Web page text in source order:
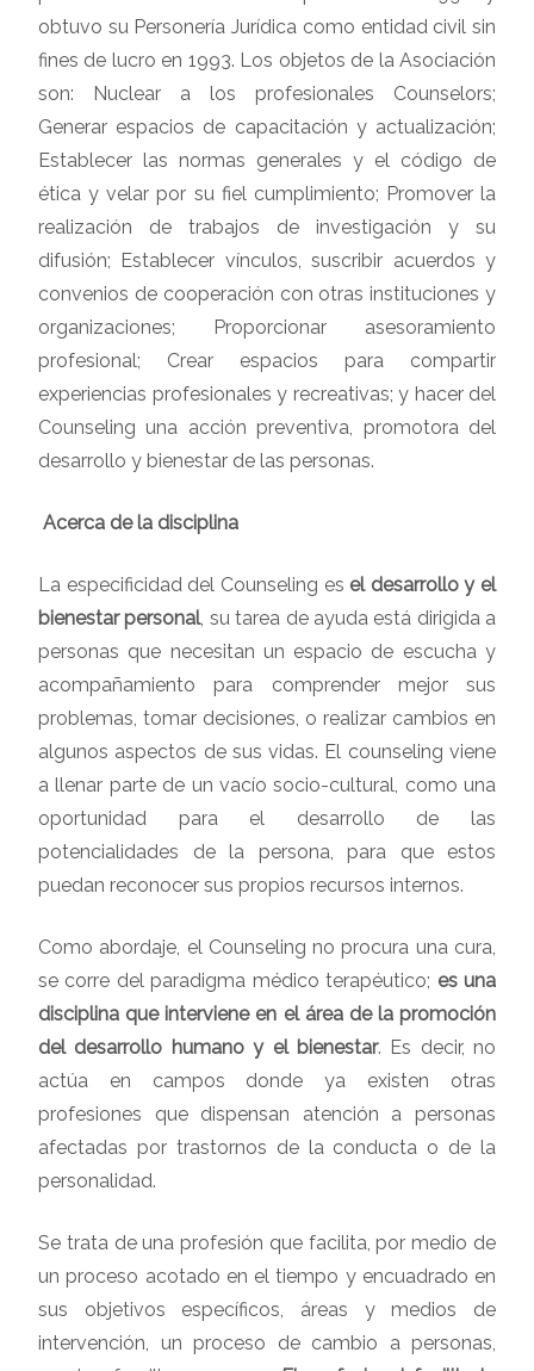
obtuvo su Personería Jurídica como entidad civil sin
fines de lucro en 1993. Los objetos de la Asociación
son: Nuclear a los profesionales Counselors;
Generar espacios de capacitación y actualización;
Establecer las normas generales y el código de
ética y velar por su fiel cumplimiento; Promover la
realización de trabajos de investigación y su
difusión; Establecer vínculos, suscribir acuerdos y
convenios de cooperación con otras instituciones y
organizaciones; Proporcionar asesoramiento
profesional; Crear espacios para compartir
experiencias profesionales y recreativas; y hacer del
Counseling una acción preventiva, promotora del
desarrollo y bienestar de las personas.
Acerca de la disciplina
La especificidad del Counseling es el desarrollo y el
bienestar personal, su tarea de ayuda está dirigida a
personas que necesitan un espacio de escucha y
acompañamiento para comprender mejor sus
problemas, tomar decisiones, o realizar cambios en
algunos aspectos de sus vidas. El counseling viene
a llenar parte de un vacío socio-cultural, como una
oportunidad para el desarrollo de las
potencialidades de la persona, para que estos
puedan reconocer sus propios recursos internos.
Como abordaje, el Counseling no procura una cura,
se corre del paradigma médico terapéutico; es una
disciplina que interviene en el área de la promoción
del desarrollo humano y el bienestar. Es decir, no
actúa en campos donde ya existen otras
profesiones que dispensan atención a personas
afectadas por trastornos de la conducta o de la
personalidad.
Se trata de una profesión que facilita, por medio de
un proceso acotado en el tiempo y encuadrado en
sus objetivos específicos, áreas y medios de
intervención, un proceso de cambio a personas,